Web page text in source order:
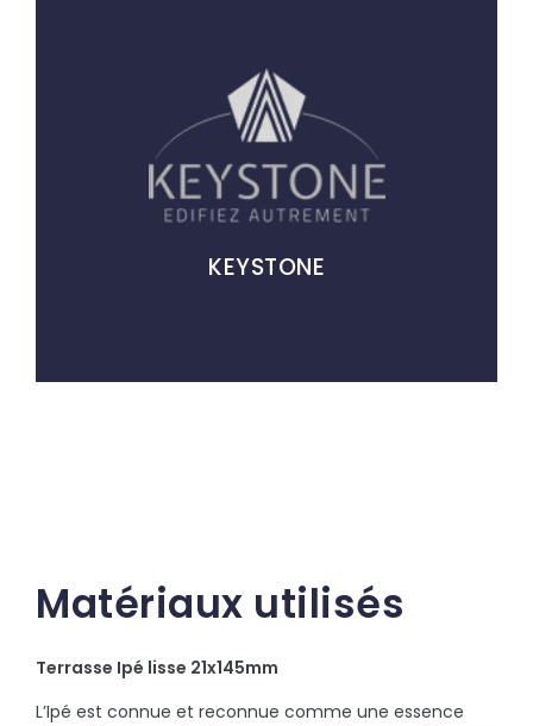
KEYSTONE
Matériaux utilisés
Terrasse Ipé lisse 21x145mm
L’Ipé est connue et reconnue comme une essence